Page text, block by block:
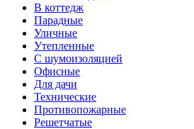
В коттедж
Парадные
Уличные
Утепленные
С шумоизоляцией
Офисные
Для дачи
Технические
Противопожарные
Решетчатые